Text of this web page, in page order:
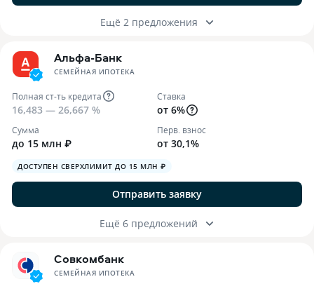
Ещё 2 предложения
Альфа-Банк
СЕМЕЙНАЯ ИПОТЕКА
Полная ст-ть кредита
16,483 — 26,667 %
Ставка
от 6%
Сумма
до 15 млн ₽
Перв. взнос
от 30,1%
ДОСТУПЕН СВЕРХЛИМИТ ДО 15 МЛН ₽
Отправить заявку
Ещё 6 предложений
Совкомбанк
СЕМЕЙНАЯ ИПОТЕКА